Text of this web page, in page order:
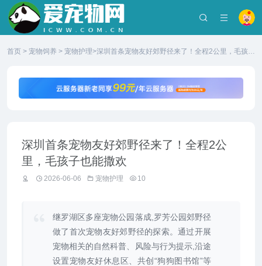
首页 > 宠物饲养 > 宠物护理>深圳首条宠物友好郊野径来了！全程2公里，毛孩子
深圳首条宠物友好郊野径来了！全程2公
里，毛孩子也能撒欢
2026-06-06 宠物护理 10
继罗湖区多座宠物公园落成,罗芳公园郊野径
做了首次宠物友好郊野径的探索。通过开展
宠物相关的自然科普、风险与行为提示,沿途
设置宠物友好休息区、共创“狗狗图书馆”等